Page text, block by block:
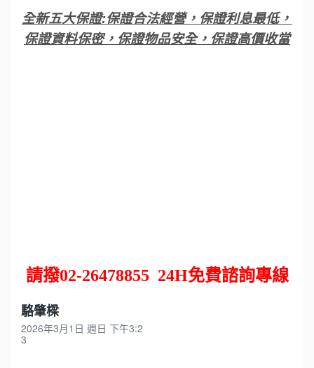
全新五大保證:保證合法經營，保證利息最低，
保證資料保密，保證物品安全，保證高價收當
請撥02-26478855 24H免費諮詢專線
駱肇樑
2026年3月1日 週日 下午3:2
3